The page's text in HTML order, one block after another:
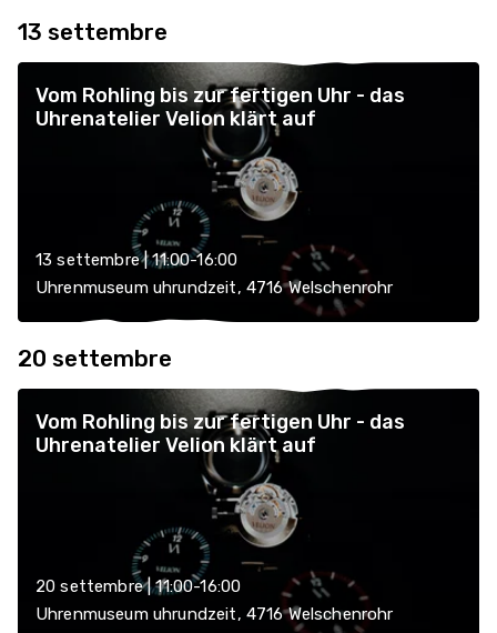
13 settembre
Vom Rohling bis zur fertigen Uhr - das
Uhrenatelier Velion klärt auf
13 settembre | 11:00-16:00
Uhrenmuseum uhrundzeit, 4716 Welschenrohr
20 settembre
Vom Rohling bis zur fertigen Uhr - das
Uhrenatelier Velion klärt auf
20 settembre | 11:00-16:00
Uhrenmuseum uhrundzeit, 4716 Welschenrohr